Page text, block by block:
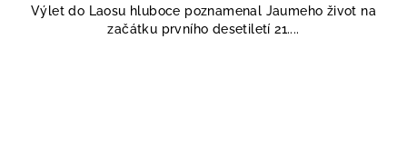
Výlet do Laosu hluboce poznamenal Jaumeho život na
začátku prvního desetiletí 21....